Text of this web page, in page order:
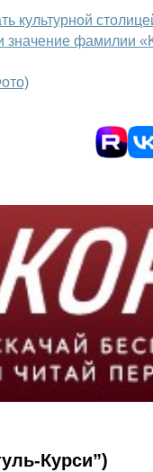
культурной
значение фамилии
Курси”)